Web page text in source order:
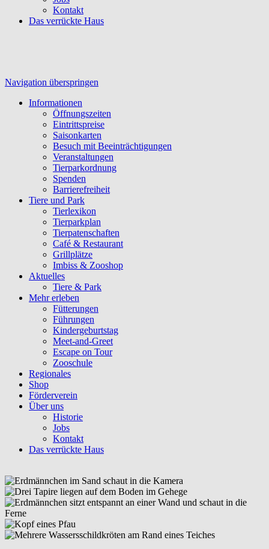
Kontakt
Das verrückte Haus
Navigation überspringen
Informationen
Öffnungszeiten
Eintrittspreise
Saisonkarten
Besuch mit Beeinträchtigungen
Veranstaltungen
Tierparkordnung
Spenden
Barrierefreiheit
Tiere und Park
Tierlexikon
Tierparkplan
Tierpatenschaften
Café & Restaurant
Grillplätze
Imbiss & Zooshop
Aktuelles
Tiere & Park
Mehr erleben
Fütterungen
Führungen
Kindergeburtstag
Meet-and-Greet
Escape on Tour
Zooschule
Regionales
Shop
Förderverein
Über uns
Historie
Jobs
Kontakt
Das verrückte Haus